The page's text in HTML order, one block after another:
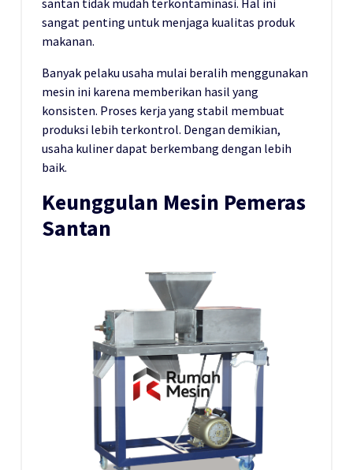
sangat penting untuk menjaga kualitas produk
makanan.
Banyak pelaku usaha mulai beralih menggunakan
mesin ini karena memberikan hasil yang
konsisten. Proses kerja yang stabil membuat
produksi lebih terkontrol. Dengan demikian,
usaha kuliner dapat berkembang dengan lebih
baik.
Keunggulan Mesin Pemeras
Santan